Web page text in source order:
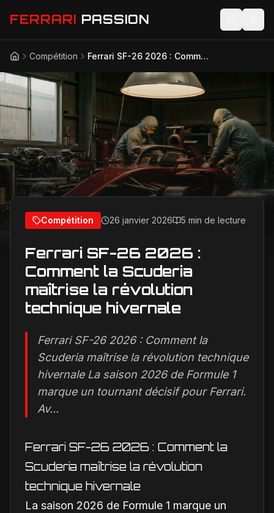
FERRARI PASSION
Actualités
Modèles
Compétition
Technologie
Lifestyle
AccueilCompétition Ferrari SF-26 2026 : Comment la Scuderia maîtrise la révolution technique hivernale
Compétition 26 janvier 2026 5 min de lecture
Ferrari SF-26 2026 :
Comment la Scuderia
maîtrise la révolution
technique hivernale
Ferrari SF-26 2026 : Comment la
Scuderia maîtrise la révolution technique
hivernale La saison 2026 de Formule 1
marque un tournant décisif pour Ferrari.
Av...
Ferrari SF-26 2026 : Comment la
Scuderia maîtrise la révolution
technique hivernale
La saison 2026 de Formule 1 marque un